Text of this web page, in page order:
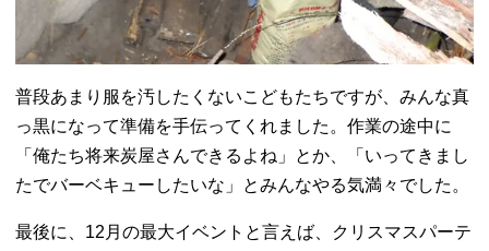
普段あまり服を汚したくないこどもたちですが、みんな真
っ黒になって準備を手伝ってくれました。作業の途中に
「俺たち将来炭屋さんできるよね」とか、「いってきまし
たでバーベキューしたいな」とみんなやる気満々でした。
最後に、12月の最大イベントと言えば、クリスマスパーテ